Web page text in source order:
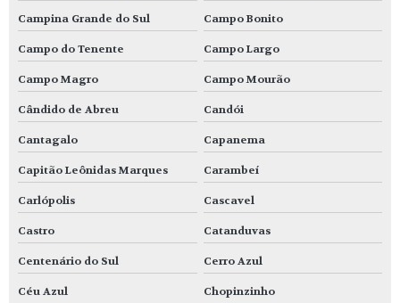
Campina Grande do Sul Campo Bonito
Campo do Tenente Campo Largo
Campo Magro Campo Mourão
Cândido de Abreu Candói
Cantagalo Capanema
Capitão Leônidas Marques Carambeí
Carlópolis Cascavel
Castro Catanduvas
Centenário do Sul Cerro Azul
Céu Azul Chopinzinho